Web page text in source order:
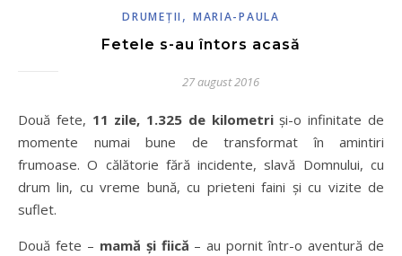
DRUMEŢII , MARIA-PAULA
Fetele s-au întors acasă
27 august 2016
Două fete, 11 zile, 1.325 de kilometriși-o infinitate de
momente numai bune de transformat în amintiri
frumoase. O călătorie fără incidente, slavă Domnului, cu
drum lin, cu vreme bună, cu prieteni faini și cu vizite de
suflet.
Două fete – mamă și fiică – au pornit într-o aventură de